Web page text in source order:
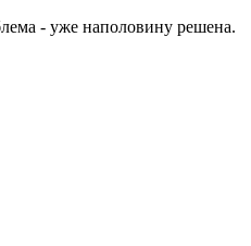
- уже наполовину решена.